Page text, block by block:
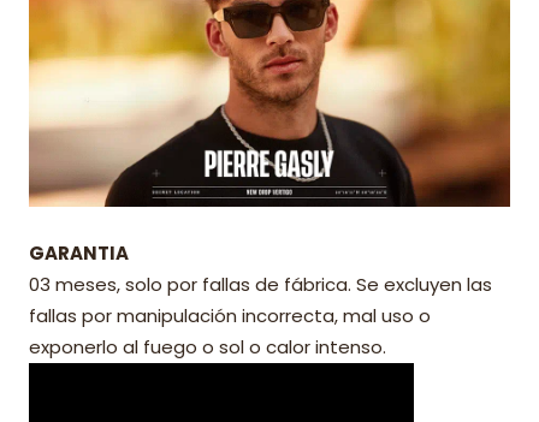
GARANTIA
03 meses, solo por fallas de fábrica. Se excluyen las
fallas por manipulación incorrecta, mal uso o
exponerlo al fuego o sol o calor intenso.